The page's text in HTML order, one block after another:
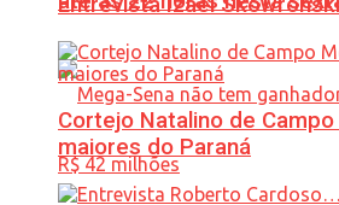
Cortejo Natalino de
maiores do Paraná